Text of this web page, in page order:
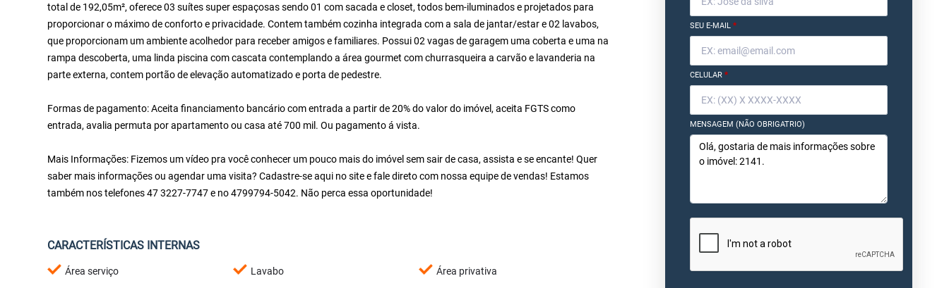
total de 192,05m², oferece 03 suítes super espaçosas sendo 01 com sacada e closet, todos bem-iluminados e projetados para
proporcionar o máximo de conforto e privacidade. Contem também cozinha integrada com a sala de jantar/estar e 02 lavabos,
que proporcionam um ambiente acolhedor para receber amigos e familiares. Possui 02 vagas de garagem uma coberta e uma na
rampa descoberta, uma linda piscina com cascata contemplando a área gourmet com churrasqueira a carvão e lavanderia na
parte externa, contem portão de elevação automatizado e porta de pedestre.
Formas de pagamento: Aceita financiamento bancário com entrada a partir de 20% do valor do imóvel, aceita FGTS como
entrada, avalia permuta por apartamento ou casa até 700 mil. Ou pagamento á vista.
Mais Informações: Fizemos um vídeo pra você conhecer um pouco mais do imóvel sem sair de casa, assista e se encante! Quer
saber mais informações ou agendar uma visita? Cadastre-se aqui no site e fale direto com nossa equipe de vendas! Estamos
também nos telefones 47 3227-7747 e no 4799794-5042. Não perca essa oportunidade!
CARACTERÍSTICAS INTERNAS
Área serviço Lavabo Área privativa
SEU E-MAIL *
CELULAR *
MENSAGEM (NÃO OBRIGATRIO)